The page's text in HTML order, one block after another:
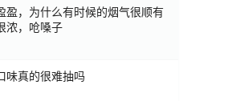
盈，为什么有时候的烟气很顺有
浓，呛嗓子
味真的很难抽吗